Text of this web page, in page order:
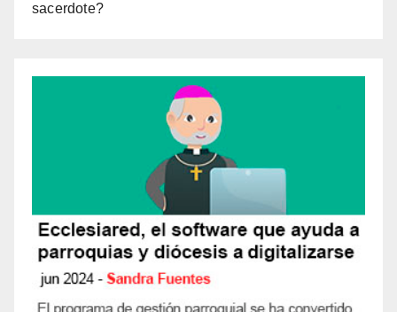
sacerdote?